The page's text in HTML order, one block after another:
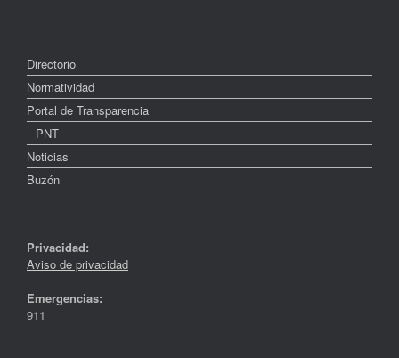
Directorio
Normatividad
Portal de Transparencia
PNT
Noticias
Buzón
Privacidad:
Aviso de privacidad
Emergencias:
911